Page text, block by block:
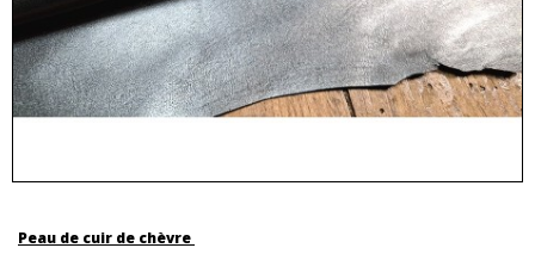
Peau de cuir de chèvre